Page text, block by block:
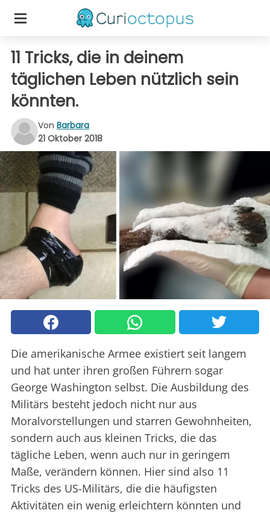
11 Tricks, die in deinem
täglichen Leben nützlich sein
könnten.
Von Barbara
21 Oktober 2018
Die amerikanische Armee existiert seit langem
und hat unter ihren großen Führern sogar
George Washington selbst. Die Ausbildung des
Militärs besteht jedoch nicht nur aus
Moralvorstellungen und starren Gewohnheiten,
sondern auch aus kleinen Tricks, die das
tägliche Leben, wenn auch nur in geringem
Maße, verändern können. Hier sind also 11
Tricks des US-Militärs, die die häufigsten
Aktivitäten ein wenig erleichtern könnten und